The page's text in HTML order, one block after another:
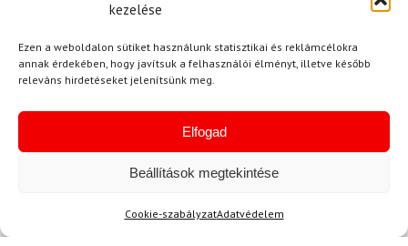
kezelése
Ezen a weboldalon sütiket használunk statisztikai és reklámcélokra
annak érdekében, hogy javítsuk a felhasználói élményt, illetve később
releváns hirdetéseket jelenítsünk meg.
Elfogad
Beállítások megtekintése
Cookie-szabályzatAdatvédelem